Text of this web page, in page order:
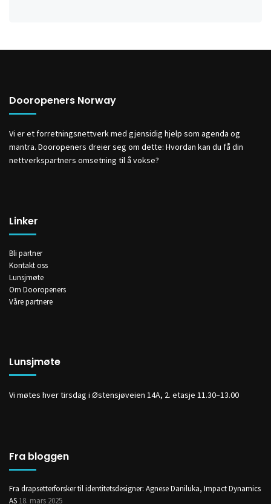
Dooropeners Norway
Vi er et forretningsnettverk med gjensidig hjelp som agenda og
mantra. Dooropeners dreier seg om dette: Hvordan kan du få din
nettverkspartners omsetning til å vokse?
Linker
Bli partner
Kontakt oss
Lunsjmøte
Om Dooropeners
Våre partnere
Lunsjmøte
Vi møtes hver tirsdag i Østensjøveien 14A, 2. etasje 11.30–13.00
Fra bloggen
Fra drapsetterforsker til identitetsdesigner: Agnese Daniluka, Impact Dynamics
AS 18. mars 2025